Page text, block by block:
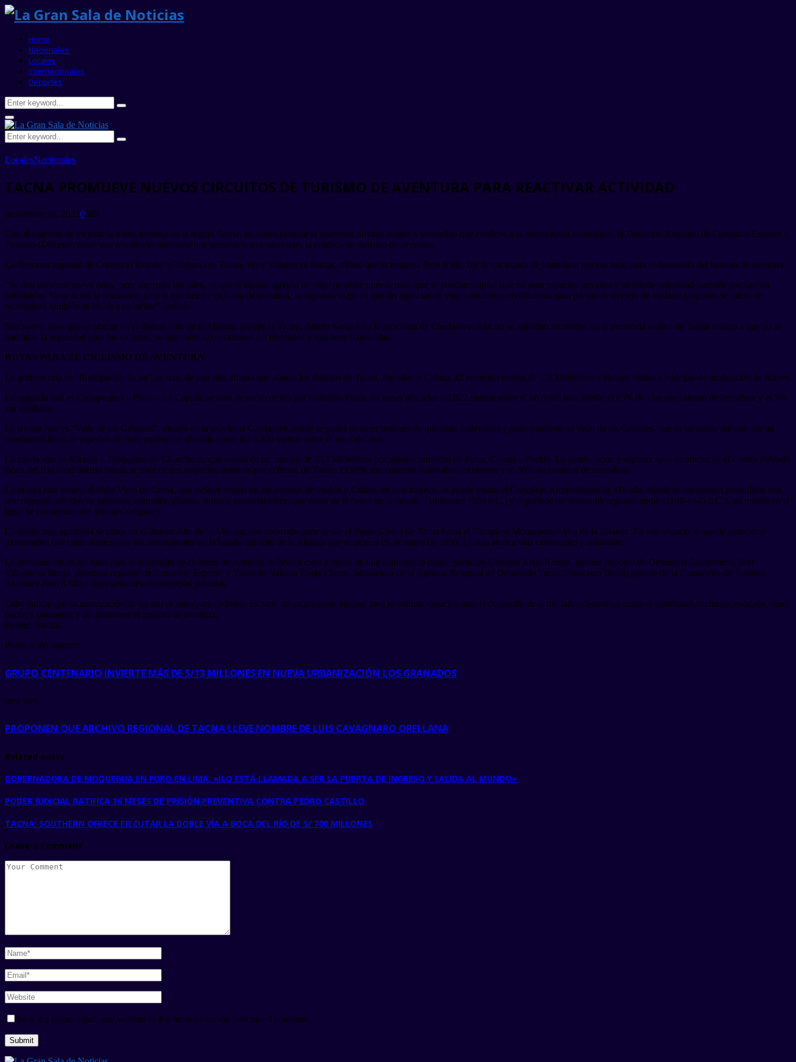
Home
Nacionales
Locales
Internacionales
Deportes
Search
for:
Search
Primary
Menu
Search
for:
Search
LocalesNacionales
TACNA PROMUEVE NUEVOS CIRCUITOS DE TURISMO DE AVENTURA PARA REACTIVAR ACTIVIDAD
noviembre 10, 20220389
Con el objetivo de mejorar la oferta turística en la región Tacna, así como permitir la inversión privada segura y sostenible que conlleve a la reactivación económica, la Dirección Regional de Comercio Exterior y
Turismo (Dircetur) firmó una resolución directoral que aprueba nueve rutas para la práctica de ciclismo de aventura.
La directora regional de Comercio Exterior y Turismo de Tacna, Yeny Villanueva Burga, afirmó que la empresa Perú 8 Mil, fue la encargada de identificar nuevas rutas para el desarrollo del turismo de aventura.
“Se descubrieron nueve rutas, pero son rutas iniciales, ya que si alguna agencia de viaje propone nuevas rutas que se puedan validar, que no sean espacios privados y se brinde seguridad también podrían ser
habilitadas. Ya se firmó la resolución para la práctica de ciclismo de aventura, la siguiente etapa es que las agencias de viaje soliciten la certificación para prestar el servicio de traslado (al punto de inicio de
recorridos), también se les va a capacitar”, indicó.
Son nueve rutas que se ubican en el distrito Alto de la Alianza, provincia Tacna, distrito Sama y en la provincia de Candarave. Aún no se habilitan recorridos en la provincia andina de Tarata debido a que no se
garantiza la seguridad para los ciclistas, ya que cuenta con caminos accidentados y vías muy transitadas.
RUTAS PARA EL CICLISMO DE AVENTURA
La primera ruta es “Bodegas de Tacna”, se trata de una ruta urbana que abarca los distritos de Tacna, Pocollay y Calana. El recorrido consta de 118 kilómetros e incluye visitas a bodegas de producción de licores.
La segunda ruta es Copapuquio – Palca – La Capilla, se trata de un recorrido por el distrito Palca, en zonas ubicadas a 3,822 metros sobre el nivel del mar, donde el 95% de vías son camino de herradura y el 5%
vía asfaltada.
La tercera ruta es “Valle de los Géiseres”, situada en la provincia Candarave donde se podrá recorrer bosques de quenuas, andenerías y principalmente el Valle de los Géiseres, que es un paraje natural con un
ecosistema lleno de especies de flora endémicas ubicado sobre los 4,300 metros sobre el nivel del mar.
La cuarta ruta es Miculla – Toboganes de Chuschuco, que consta de un camino de 25,5 kilómetros por pasajes turísticos de Palca, Calana y Pachía. La quinta, sexta y séptima rutas se ubican en el Centro Poblado
Boca del Río en el distrito Sama, se trata de tres trayectos distintos por el litoral de Tacna. El 50% son caminos carrozables existentes y el 50% de caminos de herradura.
La octava ruta abarca el Valle Viejo de Tacna, que incluye visitas en los distritos de Pachía y Calana, en este trayecto se puede visitar el Complejo Arqueológico de Miculla, donde se encuentran petroglifos con
arte rupestre, tallados de personas, animales, plantas, frutos y constelaciones, que datan de la época de la cultura Tiahuanaco (500 d.C.) y el período de desarrollo regional tardío (1100-1445 d.C.), así mismo en el
lugar se encuentran dos puentes colgantes.
La última ruta aprobada se ubica en el distrito Alto de la Alianza; este recorrido parte desde el Paseo Cívico de Tacna hacia el Complejo Monumental Alto de la Alianza. En este espacio se puede apreciar el
monumento que rinde homenaje a los combatientes de la batalla del Alto de la Alianza que ocurrió el 26 de mayo de 1880. La ruta abarca vías carrozables y asfaltadas.
La presentación de las rutas para el desarrollo de ciclismo de aventura se llevó a cabo a través de una conferencia donde participó Gonzalo Arias Ramos, gerente regional de Desarrollo Económico; Yeni
Villanueva Burga, directora regional de Comercio Exterior y Turismo; Naliana Rojas Claros, facilitadora de la Agencia Regional de Desarrollo Tacna; Francisco Basili, gerente de la Consultora de Turismo
Aventura Perú 8 Mil y representantes de empresas privadas.
Cabe indicar que la autorización de las nueve rutas para ciclismo, es parte de un proyecto integral para identificar espacios para el desarrollo de actividades deportivas como el sandboard, ciclismo, escalada, rápel,
buceo y parapente y así promover el turismo de aventura.
Fuente: Andina
Publicación anterior
GRUPO CENTENARIO INVIERTE MÁS DE S/13 MILLONES EN NUEVA URBANIZACIÓN LOS GRANADOS
next post
PROPONEN QUE ARCHIVO REGIONAL DE TACNA LLEVE NOMBRE DE LUIS CAVAGNARO ORELLANA
Related posts
GOBERNADORA DE MOQUEGUA EN FORO EN LIMA: «ILO ESTÁ LLAMADA A SER LA PUERTA DE INGRESO Y SALIDA AL MUNDO»
PODER JUDICIAL RATIFICA 36 MESES DE PRISIÓN PREVENTIVA CONTRA PEDRO CASTILLO
TACNA: SOUTHERN OFRECE EJECUTAR LA DOBLE VÍA A BOCA DEL RÍO DE S/ 700 MILLONES
Leave a Comment
Save my name, email, and website in this browser for the next time I comment.